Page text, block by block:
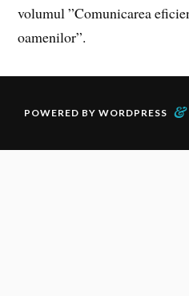
volumul ”Comunicarea
oamenilor”.
POWERED BY WORDPRESS &